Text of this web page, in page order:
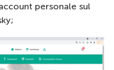
personale sul